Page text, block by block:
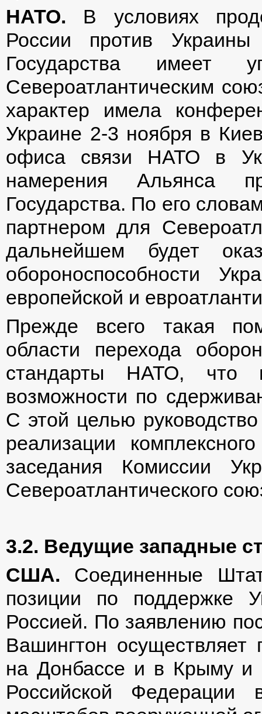
НАТО. В условиях
России против
Государства имеет
Североатлантическим
характер имела
Украине 2-3 ноября в
офиса связи НАТО в
намерения Альянса
Государства. По его
партнером для
дальнейшем будет
обороноспособности
европейской и
Прежде всего такая
области перехода
стандарты НАТО, что
возможности по
С этой целью
реализации
заседания Комиссии
Североатлантического
3.2. Ведущие западные
США. Соединенные
позиции по поддержке
Россией. По заявлению
Вашингтон осуществляет
на Донбассе и в Крыму и
Российской